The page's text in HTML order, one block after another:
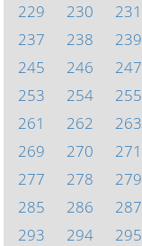
229
230 231
237
238 239
245
246 247
253
254 255
261
262 263
269
270 271
277
278 279
285
286 287
293
294 295